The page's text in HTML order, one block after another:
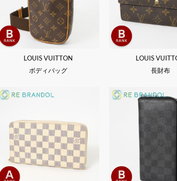
LOUIS VUITTON
ボディバッグ
LOUIS
長財布